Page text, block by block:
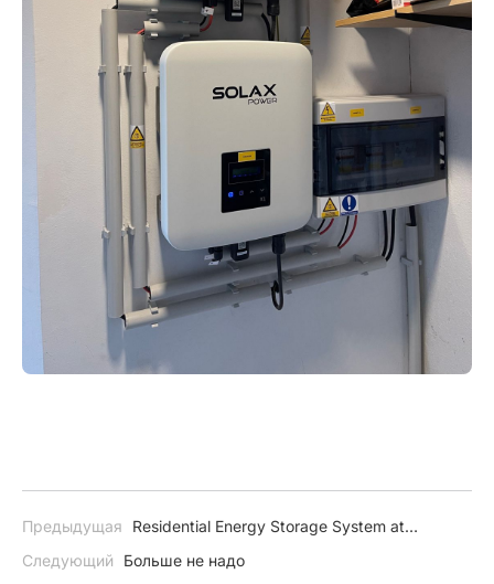
Предыдущая
Residential Energy Storage System at
Abergavenny Cricket Club
Следующий Больше не надо